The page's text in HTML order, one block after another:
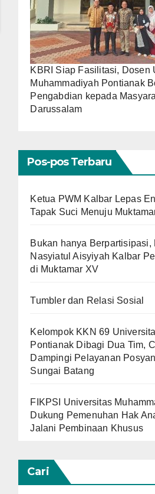
KBRI Siap Fasilitasi, Dosen
Muhammadiyah Pontianak
Pengabdian kepada
Darussalam
Pos-pos Terbaru
Ketua PWM Kalbar Lepas
Tapak Suci Menuju
Bukan hanya Berpartisipasi,
Nasyiatul Aisyiyah Kalbar
di Muktamar XV
Tumbler dan Relasi Sosial
Kelompok KKN 69
Pontianak Dibagi Dua Tim,
Dampingi Pelayanan
Sungai Batang
FIKPSI Universitas
Dukung Pemenuhan Hak
Jalani Pembinaan Khusus
Cari